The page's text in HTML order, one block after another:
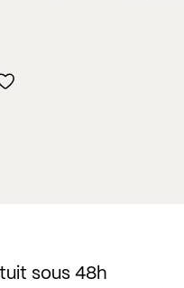
sous 48h